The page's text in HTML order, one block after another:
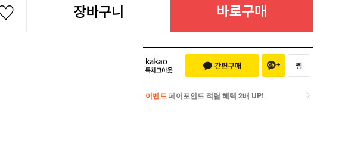
장바구니 바로구매
이벤트 페이포인트 적립 혜택 2배 UP!